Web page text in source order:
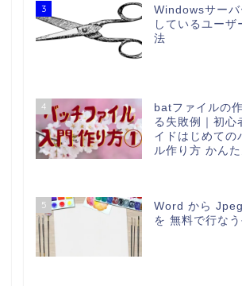
3
Windowsサーバ
しているユーザ
法
4
batファイルの
る失敗例｜初心
イドはじめての
ル作り方 かん
5
Word から
を 無料で行な